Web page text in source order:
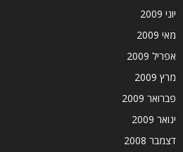
יוני 2009
מאי 2009
אפריל 2009
מרץ 2009
פברואר 2009
ינואר 2009
דצמבר 2008